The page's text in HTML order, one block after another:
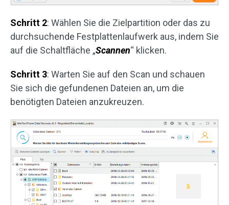
Schritt 2: Wählen Sie die Zielpartition oder das zu
durchsuchende Festplattenlaufwerk aus, indem Sie
auf die Schaltfläche „Scannen“ klicken.
Schritt 3: Warten Sie auf den Scan und schauen
Sie sich die gefundenen Dateien an, um die
benötigten Dateien anzukreuzen.